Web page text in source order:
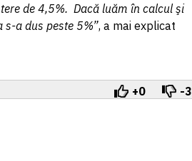
de 4,5%. Dacă luăm în calcul şi
a dus peste 5%”, a mai explicat
+0 -3